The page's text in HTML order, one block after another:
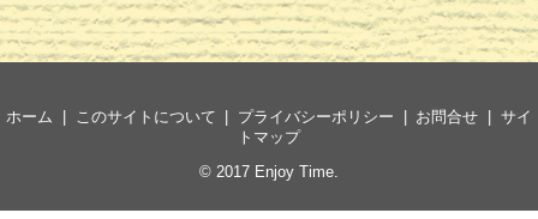
ホーム このサイトについて プライバシーポリシー お問合せ
サイ
トマップ
© 2017 Enjoy Time.